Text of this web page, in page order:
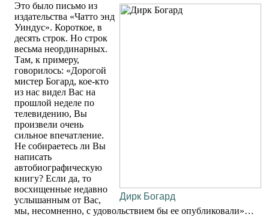
Дирк Богард
Это было письмо из
издательства «Чатто энд
Уиндус». Короткое, в
десять строк. Но строк
весьма неординарных.
Там, к примеру,
говорилось: «Дорогой
мистер Богард, кое-кто
из нас видел Вас на
прошлой неделе по
телевидению, Вы
произвели очень
сильное впечатление.
Не собираетесь ли Вы
написать
автобиографическую
книгу? Если да, то
восхищенные недавно
услышанным от Вас,
мы, несомненно, с удовольствием бы ее опубликовали»…